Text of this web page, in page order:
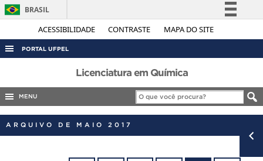
ACESSIBILIDADE CONTRASTE MAPA DO SITE
BRASIL
Simplifique!
Legislação
Canais
PORTAL UFPEL
ACESSO À INFORMAÇÃO
AUDITORIA
CONCURSOS
Licenciatura em Química
MENU
ARQUIVO DE MAIO 2017